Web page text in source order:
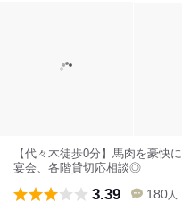
【代々木徒歩0分】馬肉を豪快
宴会、各階貸切応相談◎
3.39 180 人